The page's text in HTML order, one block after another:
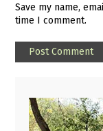
Save my name,
time I comment.